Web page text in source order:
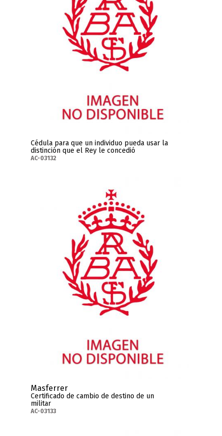
Cédula para que un individuo pueda usar la
distinción que el Rey le concedió
AC-03132
Masferrer
Certificado de cambio de destino de un
militar
AC-03133